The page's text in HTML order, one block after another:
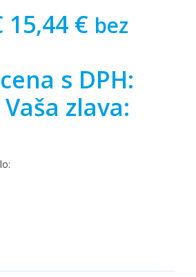
15,44 € bez
s DPH:
Vaša zlava: